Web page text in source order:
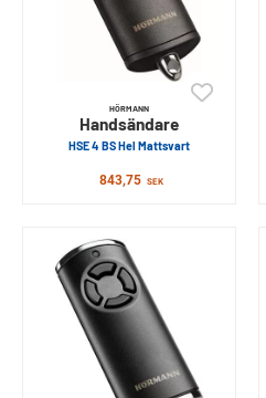
HÖRMANN
Handsändare
HSE 4 BS Hel Mattsvart
843,75 SEK